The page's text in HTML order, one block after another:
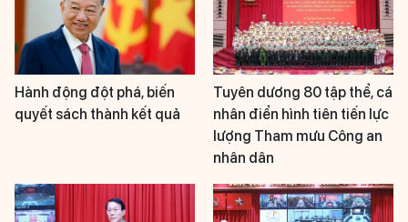
Hành động đột phá, biến
quyết sách thành kết quả
Tuyên dương 80 tập thể, cá
nhân điển hình tiên tiến lực
lượng Tham mưu Công an
nhân dân